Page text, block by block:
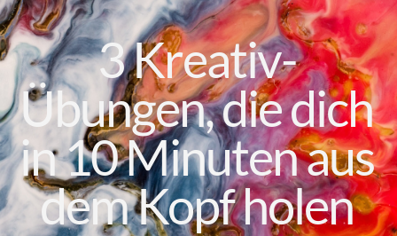
3 Kreativ-
Übungen, die dich
in 10 Minuten aus
dem Kopf holen